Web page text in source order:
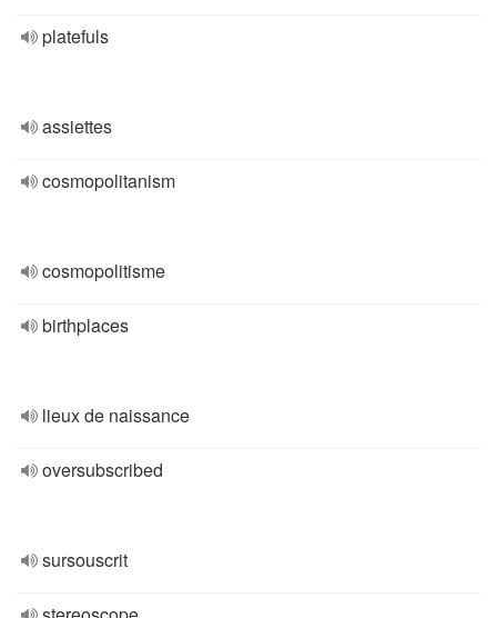
platefuls
assiettes
cosmopolitanism
cosmopolitisme
birthplaces
lieux de naissance
oversubscribed
sursouscrit